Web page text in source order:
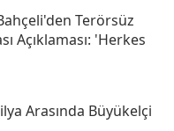
Terörsüz
Açıklaması: 'herkes
Arasında Büyükelçi